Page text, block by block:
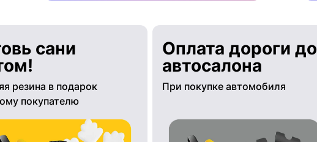
сани
резина в подарок
покупателю
Оплата дороги до
автосалона
При покупке автомобиля